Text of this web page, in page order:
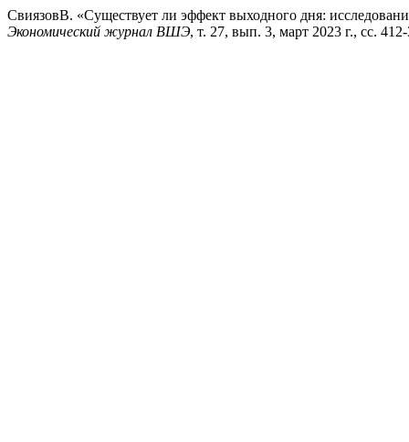
СвиязовВ. «Существует ли эффект выходного дня:
Экономический журнал ВШЭ, т. 27, вып. 3, март 2023 г., сс.